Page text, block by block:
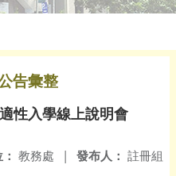
告彙整
性入學線上說明會
發布人： 註冊組
教務處 |